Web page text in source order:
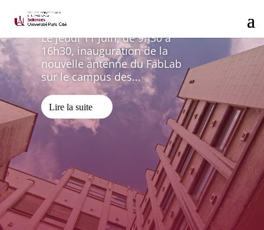
Saints-Pères
Le jeudi 11 Juin, de 9h30 à
16h30, inauguration de la
nouvelle antenne du FabLab
sur le campus des...
Lire la suite